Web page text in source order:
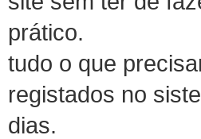
prático.
tudo o que
registados no
dias.